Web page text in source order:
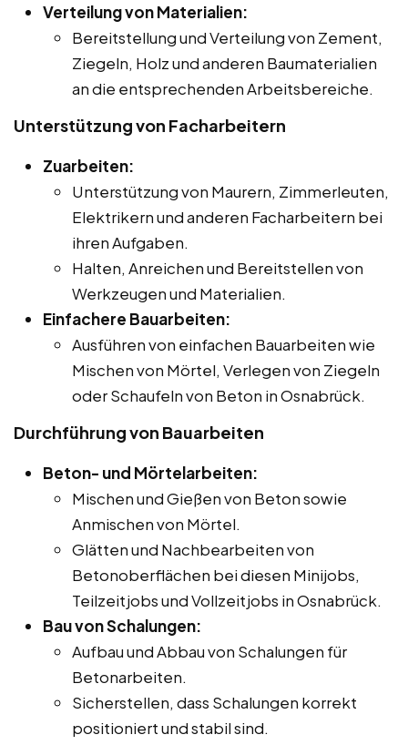
Verteilung von Materialien:
Bereitstellung und Verteilung von Zement,
Ziegeln, Holz und anderen Baumaterialien
an die entsprechenden Arbeitsbereiche.
Unterstützung von Facharbeitern
Zuarbeiten:
Unterstützung von Maurern, Zimmerleuten,
Elektrikern und anderen Facharbeitern bei
ihren Aufgaben.
Halten, Anreichen und Bereitstellen von
Werkzeugen und Materialien.
Einfachere Bauarbeiten:
Ausführen von einfachen Bauarbeiten wie
Mischen von Mörtel, Verlegen von Ziegeln
oder Schaufeln von Beton in Osnabrück.
Durchführung von Bauarbeiten
Beton- und Mörtelarbeiten:
Mischen und Gießen von Beton sowie
Anmischen von Mörtel.
Glätten und Nachbearbeiten von
Betonoberflächen bei diesen Minijobs,
Teilzeitjobs und Vollzeitjobs in Osnabrück.
Bau von Schalungen:
Aufbau und Abbau von Schalungen für
Betonarbeiten.
Sicherstellen, dass Schalungen korrekt
positioniert und stabil sind.